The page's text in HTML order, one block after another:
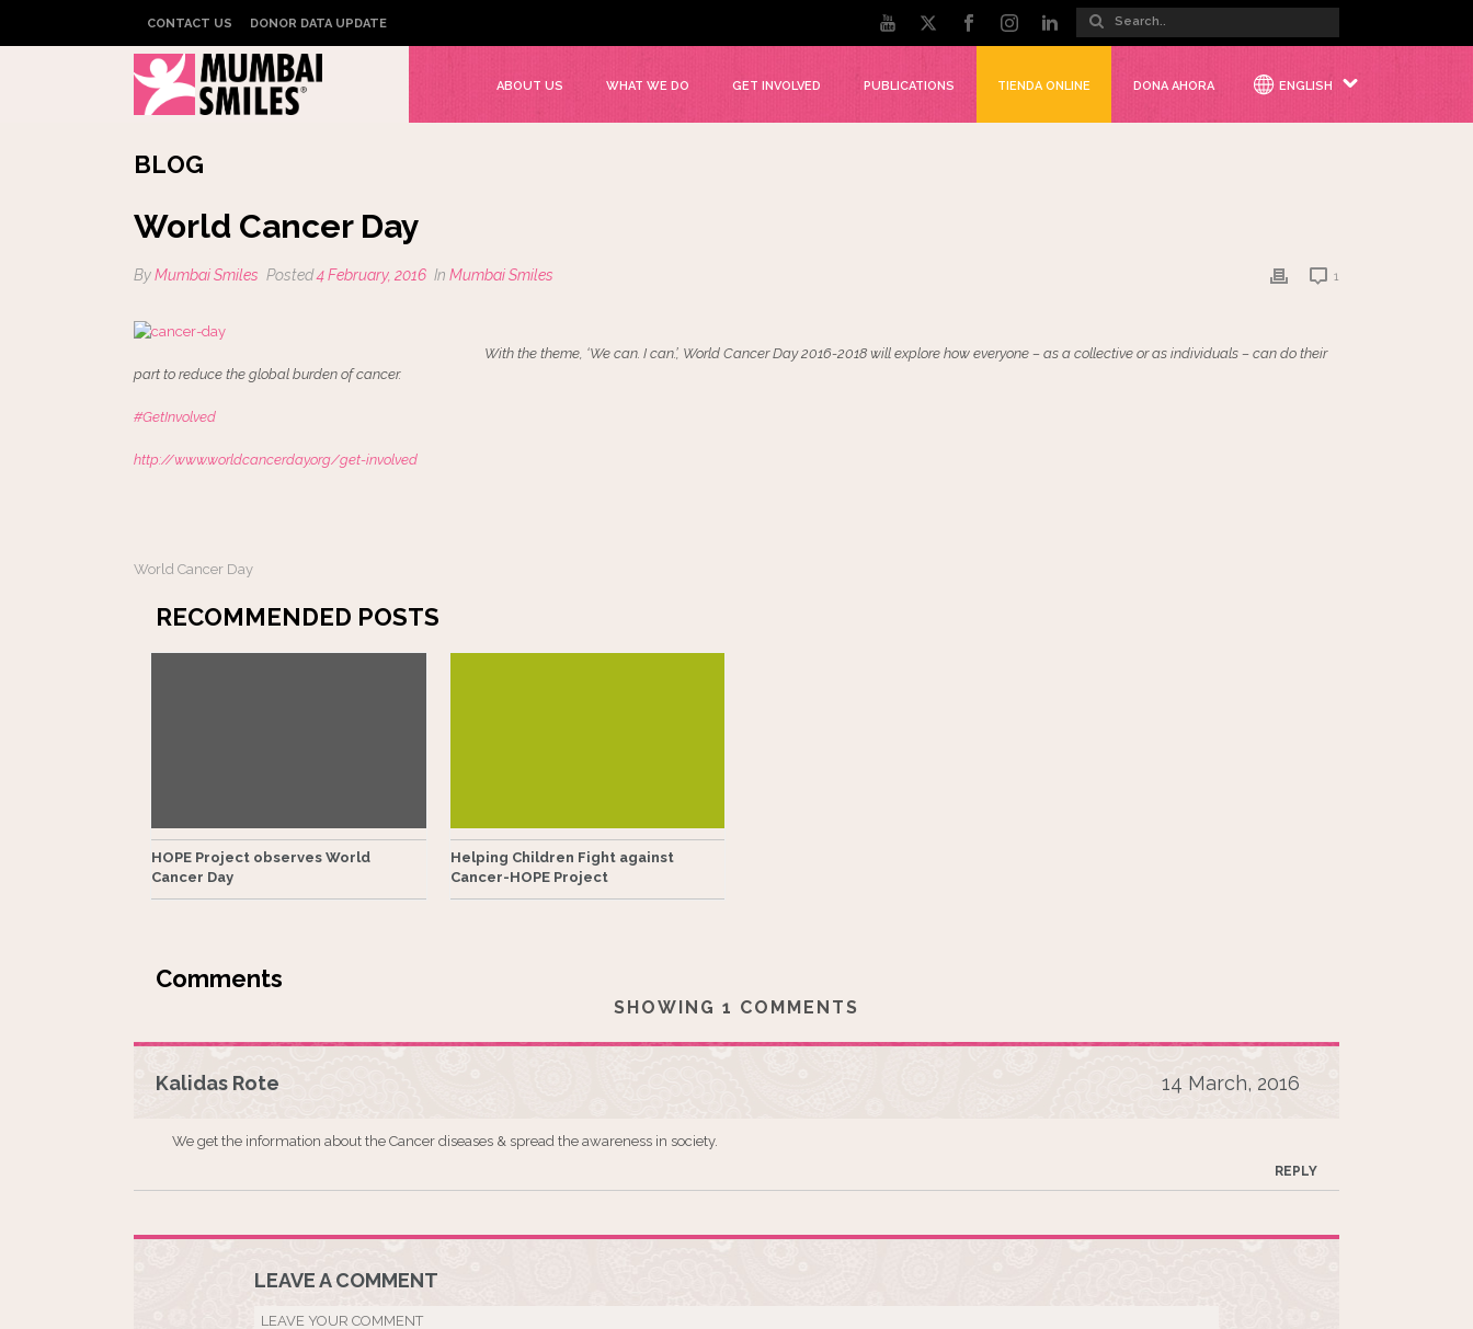
CONTACT US DONOR DATA UPDATE
ABOUT US WHAT WE DO GET INVOLVED PUBLICATIONS TIENDA ONLINE DONA AHORA ENGLISH
BLOG
World Cancer Day
ByMumbai Smiles Posted4 February, 2016 In Mumbai Smiles 1
With the theme, ‘We can. I can.’, World Cancer Day 2016-2018 will explore how everyone – as a collective or as individuals – can do their
part to reduce the global burden of cancer.
‪#‎GetInvolved
http://www.worldcancerday.org/get-involved
World Cancer Day
RECOMMENDED POSTS
HOPE Project observes World
Cancer Day
Helping Children Fight against
Cancer-HOPE Project
SHOWING 1 COMMENTS
Kalidas Rote 14 March, 2016
REPLY
We get the information about the Cancer diseases & spread the awareness in society.
LEAVE A COMMENT